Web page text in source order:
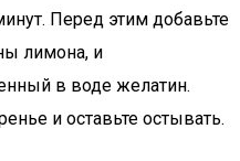
Перед этим добавьте
лимона, и
в воде желатин.
и оставьте остывать.